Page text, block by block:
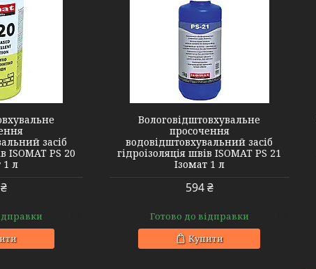
засіб
ISOMAT PS 20
1 л
Вологовідштовхувальне
просочення
водовідштовхувальний засіб
гідроізоляція швів ISOMAT PS 21
Ізомат 1 л
594 ₴
Готово до відправки
Купити